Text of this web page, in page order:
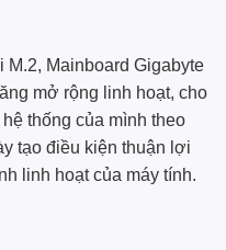
M.2, Mainboard Gigabyte
mở rộng linh hoạt, cho
thống của mình theo
tạo điều kiện thuận lợi
linh hoạt của máy tính.